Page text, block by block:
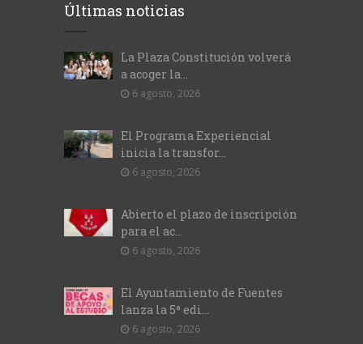
Últimas noticias
La Plaza Constitución volverá
a acoger la...
6 agosto, 2026
El Programa Experiencial
inicia la transfor...
6 agosto, 2026
Abierto el plazo de inscripción
para el ac...
6 agosto, 2026
El Ayuntamiento de Fuentes
lanza la 5ª edi...
6 agosto, 2026